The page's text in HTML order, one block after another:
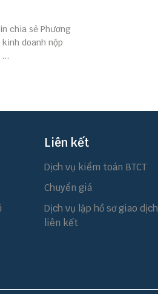
chia sẻ Phương
doanh nộp
Liên kết
Dịch vụ kiểm toán BTCT
Chuyển giá
Dịch vụ lập hồ sơ giao dịch
liên kết